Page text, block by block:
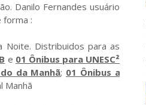
Danilo Fernandes usuário
forma :
Distribuidos para as
e 01 Ônibus para UNESC²
da Manhã; 01 Ônibus a
Manhã